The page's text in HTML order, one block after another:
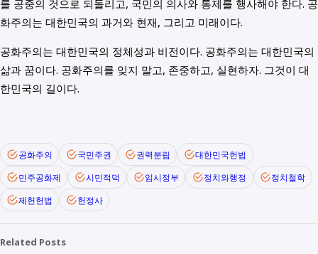
를 공중의 것으로 되돌리고, 국민의 의사와 통제를 행사해야 한다. 공
화주의는 대한민국의 과거와 현재, 그리고 미래이다.
공화주의는 대한민국의 정체성과 비전이다. 공화주의는 대한민국의
삶과 꿈이다. 공화주의를 잊지 말고, 존중하고, 실현하자. 그것이 대
한민국의 길이다.
공화주의 국민주권 권력분립
대한민국헌법
민주공화제
시민적덕 임시정부 정치와행정
정치철학
제헌헌법
헌정사
Related Posts